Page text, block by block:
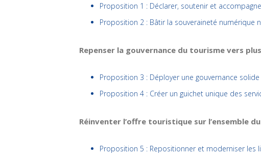
Proposition 1 : Déclarer, soutenir et
Proposition 2 : Bâtir la souveraineté numérique
Repenser la gouvernance du tourisme vers
Proposition 3 : Déployer une gouvernance
Proposition 4 : Créer un guichet unique des
Réinventer l’offre touristique sur l’ensemble
Proposition 5 : Repositionner et moderniser les